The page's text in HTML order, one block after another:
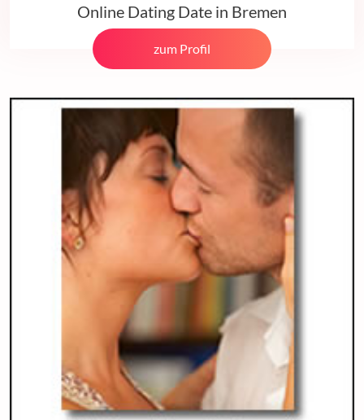
Online Dating Date in Bremen
zum Profil